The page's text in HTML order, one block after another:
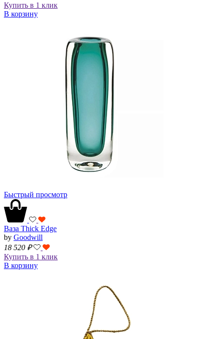
Купить в 1 клик
В корзину
Быстрый просмотр
Ваза Thick Edge
by Goodwill
18 520 ₽
Купить в 1 клик
В корзину